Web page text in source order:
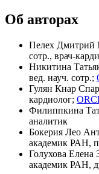
Об авторах
Пелех Дмитрий
сотр., врач-
Никитина
вед. науч. сотр.;
Гулян Кнар
кардиолог;
Филиппкина
аналитик
Бокерия Лео
академик РАН,
Голухова Елена
академик РАН,